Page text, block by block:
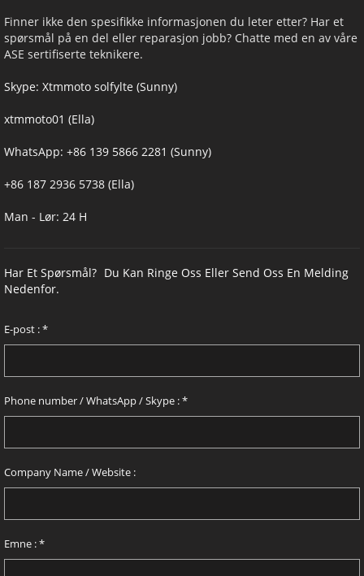
Finner ikke den spesifikke informasjonen du leter etter? Har et
spørsmål på en del eller reparasjon jobb? Chatte med en av våre
ASE sertifiserte teknikere.
Skype: Xtmmoto solfylte (Sunny)
xtmmoto01 (Ella)
WhatsApp: +86 139 5866 2281 (Sunny)
+86 187 2936 5738 (Ella)
Man - Lør: 24 H
Har Et Spørsmål? Du Kan Ringe Oss Eller Send Oss En Melding
Nedenfor.
E-post :*
Phone number / WhatsApp / Skype :*
Company Name / Website :
Emne :*